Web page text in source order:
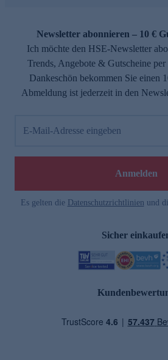
Newsletter abonnieren – 10 €
Ich möchte den HSE-Newsletter
Trends, Angebote & Gutscheine
Dankeschön bekommen Sie einen
Abmeldung ist jederzeit in den
E-Mail-Adresse eingeben
Anmelden
Es gelten die Datenschutzrichtlinien und
Sicher